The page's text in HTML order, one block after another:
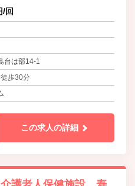
/回
台は部14-1
歩30分
この求人の詳細